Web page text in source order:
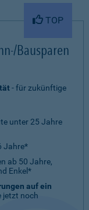
TOP
Bausparen
- für zukünftige
unter 25 Jahre
Jahre*
ab 50 Jahre,
Enkel*
auf ein
jetzt noch